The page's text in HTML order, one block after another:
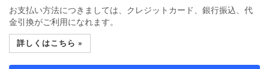
お支払い方法につきましては、クレジットカード、銀行振込、代
金引換がご利用になれます。
詳しくはこちら »